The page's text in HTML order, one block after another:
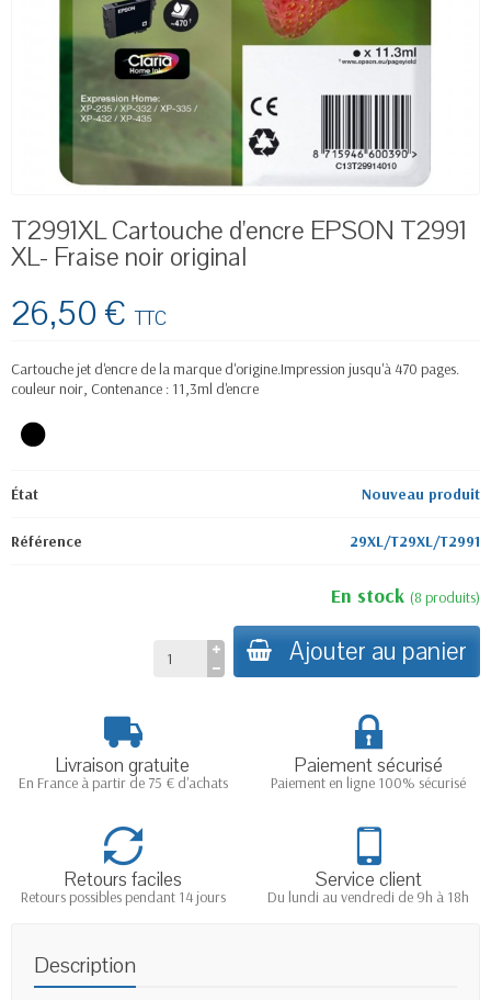
T2991XL Cartouche d'encre EPSON T2991
XL- Fraise noir original
26,50 €TTC
Cartouche jet d'encre de la marque d'origine.Impression jusqu'à 470 pages.
couleur noir, Contenance : 11,3ml d'encre
État Nouveau produit
Référence 29XL/T29XL/T2991
En stock (8 produits)
Ajouter au panier
Livraison gratuite
En France à partir de 75 € d'achats
Paiement sécurisé
Paiement en ligne 100% sécurisé
Retours faciles
Retours possibles pendant 14 jours
Service client
Du lundi au vendredi de 9h à 18h
Description